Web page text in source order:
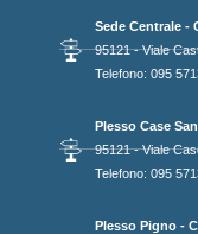
Sede Centrale -
95121 - Viale
Telefono: 095
Plesso Case
95121 - Viale
Telefono: 095
Plesso Pigno -